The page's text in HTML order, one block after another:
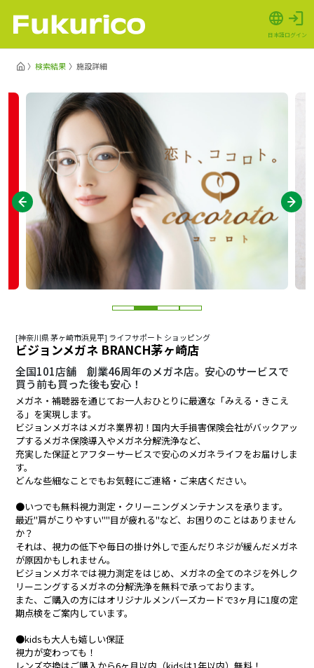
日本語ログイン
検索結果 施設詳細
[神奈川県 茅ヶ崎市浜見平] ライフサポート ショッピング
ビジョンメガネ BRANCH茅ヶ崎店
全国101店舗 創業46周年のメガネ店。安心のサービスで
買う前も買った後も安心！
メガネ・補聴器を通じてお一人おひとりに最適な「みえる・きこえ
る」を実現します。
ビジョンメガネはメガネ業界初！国内大手損害保険会社がバックアッ
プするメガネ保険導入やメガネ分解洗浄など、
充実した保証とアフターサービスで安心のメガネライフをお届けしま
す。
どんな些細なことでもお気軽にご連絡・ご来店ください。
●いつでも無料視力測定・クリーニングメンテナンスを承ります。
最近"肩がこりやすい""目が疲れる"など、お困りのことはありません
か？
それは、視力の低下や毎日の掛け外しで歪んだりネジが緩んだメガネ
が原因かもしれません。
ビジョンメガネでは視力測定をはじめ、メガネの全てのネジを外しク
リーニングするメガネの分解洗浄を無料で承っております。
また、ご購入の方にはオリジナルメンバーズカードで3ヶ月に1度の定
期点検をご案内しています。
●kidsも大人も嬉しい保証
視力が変わっても！